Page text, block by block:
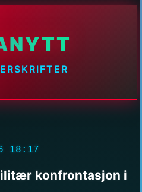
18:17
konfrontasjon i